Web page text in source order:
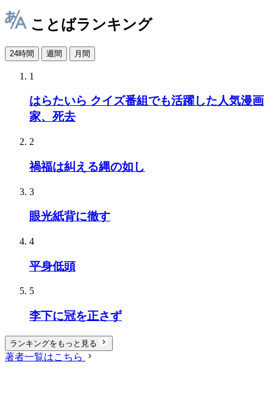
ことばランキング
24時間 週間 月間
1
はらたいら クイズ番組でも活躍した人気漫画
家、死去
2
禍福は糾える縄の如し
3
眼光紙背に徹す
4
平身低頭
5
李下に冠を正さず
ランキングをもっと見る
著者一覧はこちら